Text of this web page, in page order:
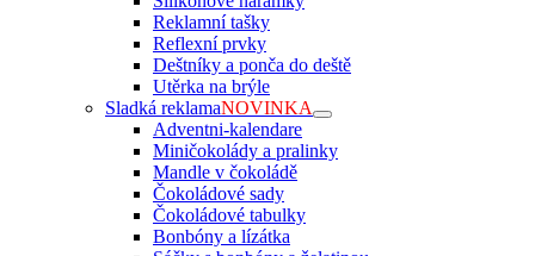
Reklamní tašky
Reflexní prvky
Deštníky a ponča do deště
Utěrka na brýle
Sladká reklamaNOVINKA
Adventni-kalendare
Miničokolády a pralinky
Mandle v čokoládě
Čokoládové sady
Čokoládové tabulky
Bonbóny a lízátka